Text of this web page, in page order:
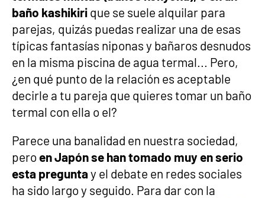
baño kashikiri que se suele alquilar para
parejas, quizás puedas realizar una de esas
típicas fantasías niponas y bañaros desnudos
en la misma piscina de agua termal... Pero,
¿en qué punto de la relación es aceptable
decirle a tu pareja que quieres tomar un baño
termal con ella o el?
Parece una banalidad en nuestra sociedad,
pero en Japón se han tomado muy en serio
esta preguntay el debate en redes sociales
ha sido largo y seguido. Para dar con la